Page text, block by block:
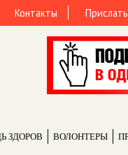
Контакты
ЗДОРОВ ВОЛОНТЕРЫ